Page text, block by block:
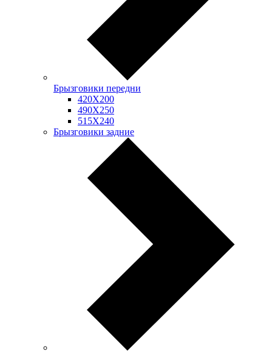
Брызговики передни
420Х200
490Х250
515Х240
Брызговики задние